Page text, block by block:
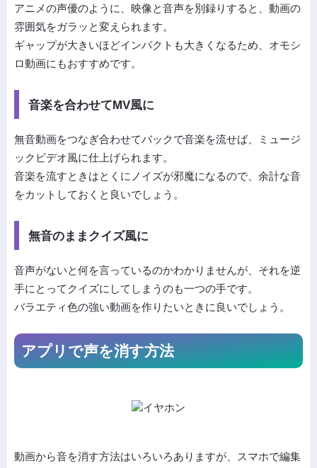
アニメの声優のように、映像と音声を別録りすると、動画の
雰囲気をガラッと変えられます。
ギャップが大きいほどインパクトも大きくなるため、オモシ
ロ動画にもおすすめです。
音楽を合わせてMV風に
無音動画をつなぎ合わせてバックで音楽を流せば、ミュージ
ックビデオ風に仕上げられます。
音楽を流すときはとくにノイズが邪魔になるので、余計な音
をカットしておくと良いでしょう。
無音のままクイズ風に
音声がないと何を言っているのかわかりませんが、それを逆
手にとってクイズにしてしまうのも一つの手です。
バラエティ色の強い動画を作りたいときに良いでしょう。
アプリで声を消す方法
動画から音を消す方法はいろいろありますが、スマホで編集